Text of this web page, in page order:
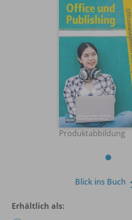
Produktabbildung
Blick ins Buch
Erhältlich als: